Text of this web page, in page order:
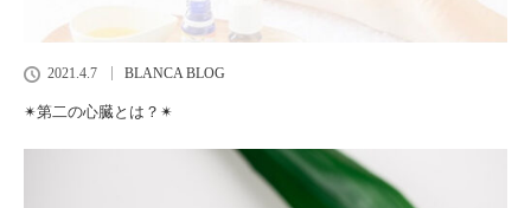
2021.4.7 BLANCA BLOG
✴︎第二の心臓とは？✴︎